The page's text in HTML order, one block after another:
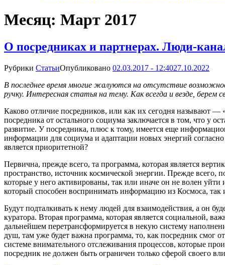
Месяц: Март 2017
О посредниках и партнерах. Люди-
Рубрики СтатьиОпубликовано 02.03.2017 - 12:4027.10.2022
В последнее время многие жалуются на отсутствие
ручку. Интересная статья на тему. Как всегда и везде, берем
Каково отличие посредников, или как их сегодня называют
посредника от остального социума заключается в том, что у
развитие. У посредника, плюс к тому, имеется еще
информации для социума и адаптации новых энергий
является приоритетной?
Первична, прежде всего, та программа, которая является
пространство, источник космической энергии. Прежде всего,
которые у него активированы, так или иначе он не волен
который способен воспринимать информацию из Космоса, так
Будут подталкивать к нему людей для взаимодействия, а он
куратора. Вторая программа, которая является социальной,
дальнейшем перетрансформируется в некую систему
душ, там уже будет важна программа, то, как посредник смог
системе внимательного отслеживания процессов, которые
посредник не должен быть ограничен только сферой своего